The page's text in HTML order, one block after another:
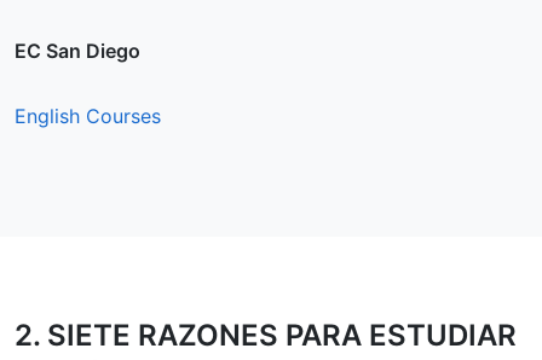
EC San Diego
English Courses
2. SIETE RAZONES PARA ESTUDIAR